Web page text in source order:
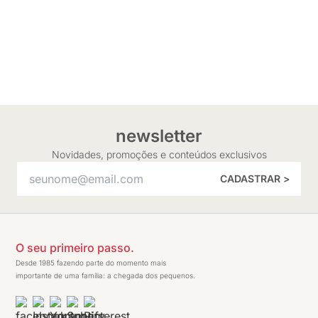
newsletter
Novidades, promoções e conteúdos exclusivos
CADASTRAR >
O seu primeiro passo.
Desde 1985 fazendo parte do momento mais
importante de uma família: a chegada dos pequenos.